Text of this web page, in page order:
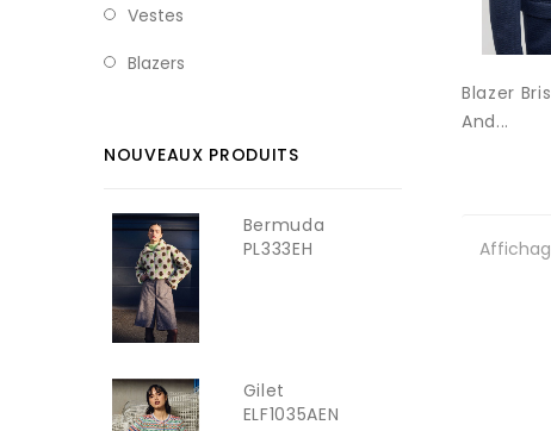
Vestes
Blazers
NOUVEAUX PRODUITS
Bermuda
PL333EH
Gilet
ELF1035AEN
Blazer
And...